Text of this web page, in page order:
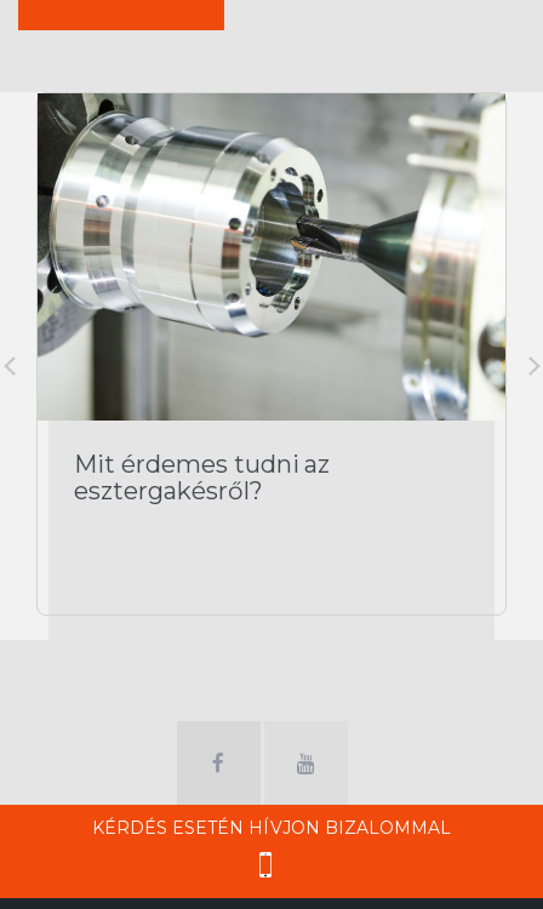
Mit érdemes tudni az
esztergakésről?
KÉRDÉS ESETÉN HÍVJON BIZALOMMAL